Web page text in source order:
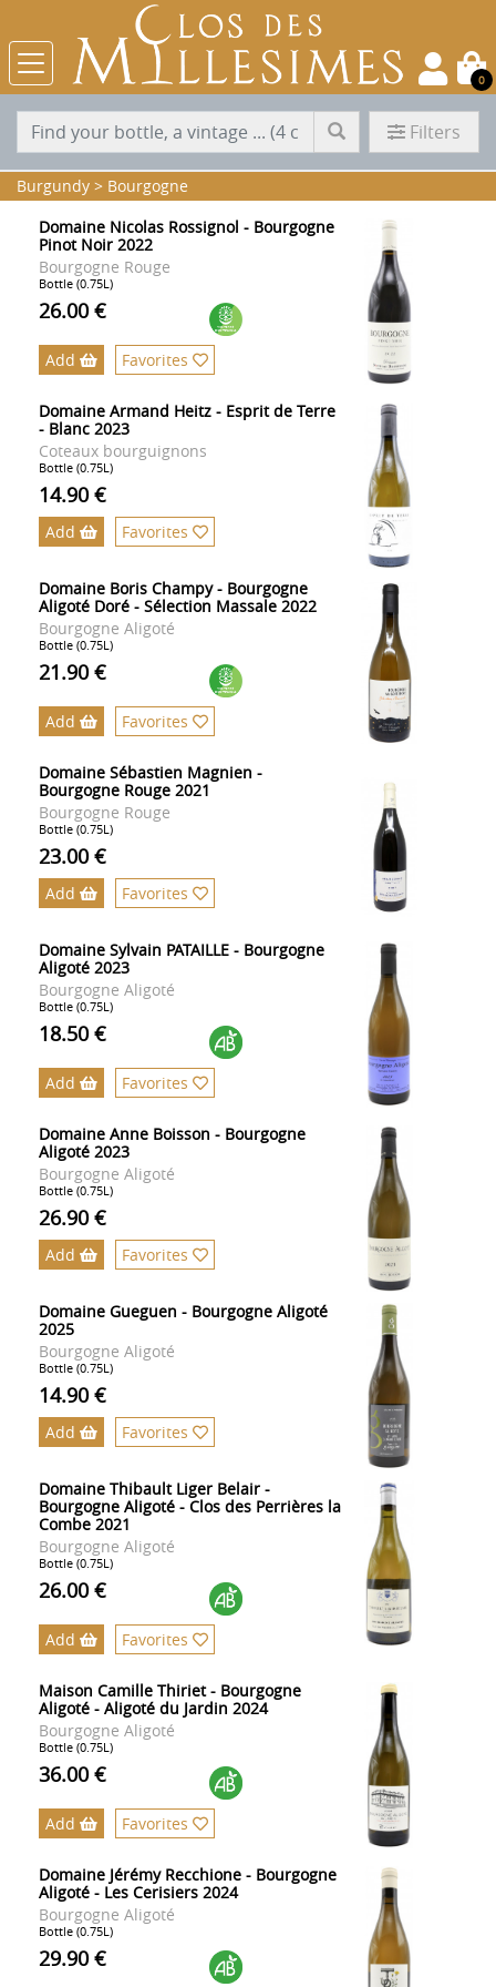
0
Filters
Burgundy > Bourgogne
Domaine Nicolas Rossignol - Bourgogne
Pinot Noir 2022
Bourgogne Rouge
Bottle (0.75L)
26.00 €
Add Favorites
Domaine Armand Heitz - Esprit de Terre
- Blanc 2023
Coteaux bourguignons
Bottle (0.75L)
14.90 €
Add Favorites
Domaine Boris Champy - Bourgogne
Aligoté Doré - Sélection Massale 2022
Bourgogne Aligoté
Bottle (0.75L)
21.90 €
Add Favorites
Domaine Sébastien Magnien -
Bourgogne Rouge 2021
Bourgogne Rouge
Bottle (0.75L)
23.00 €
Add Favorites
Domaine Sylvain PATAILLE - Bourgogne
Aligoté 2023
Bourgogne Aligoté
Bottle (0.75L)
18.50 €
Add Favorites
Domaine Anne Boisson - Bourgogne
Aligoté 2023
Bourgogne Aligoté
Bottle (0.75L)
26.90 €
Add Favorites
Domaine Gueguen - Bourgogne Aligoté
2025
Bourgogne Aligoté
Bottle (0.75L)
14.90 €
Add Favorites
Domaine Thibault Liger Belair -
Bourgogne Aligoté - Clos des Perrières la
Combe 2021
Bourgogne Aligoté
Bottle (0.75L)
26.00 €
Add Favorites
Maison Camille Thiriet - Bourgogne
Aligoté - Aligoté du Jardin 2024
Bourgogne Aligoté
Bottle (0.75L)
36.00 €
Add Favorites
Domaine Jérémy Recchione - Bourgogne
Aligoté - Les Cerisiers 2024
Bourgogne Aligoté
Bottle (0.75L)
29.90 €